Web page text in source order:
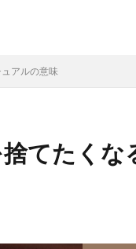
アルの意味
てたくな